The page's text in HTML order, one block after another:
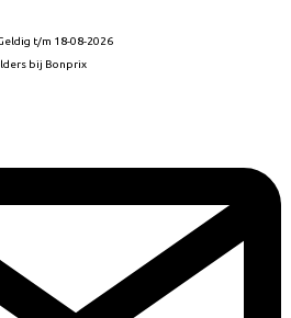
t/m 18-08-2026
bij Bonprix